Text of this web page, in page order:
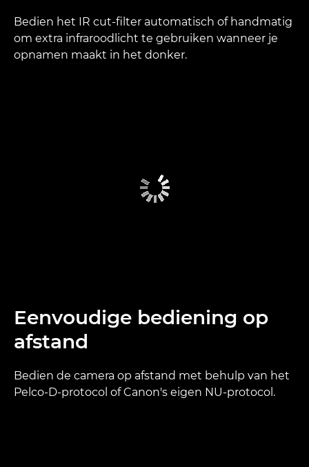
Bedien het IR cut-filter automatisch of handmatig
om extra infraroodlicht te gebruiken wanneer je
opnamen maakt in het donker.
Eenvoudige bediening op
afstand
Bedien de camera op afstand met behulp van het
Pelco-D-protocol of Canon's eigen NU-protocol.